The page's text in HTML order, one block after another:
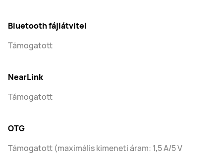
Bluetooth fájlátvitel
Támogatott
NearLink
Támogatott
OTG
Támogatott (maximális kimeneti áram: 1,5 A/5 V